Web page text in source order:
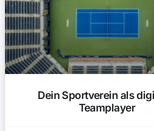
Dein Sportverein als
Teamplayer